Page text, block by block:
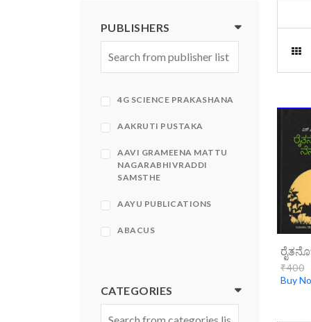
PUBLISHERS
4G SCIENCE PRAKASHANA
AAKRUTI PUSTAKA
AAVI GRAMEENA MATTU
NAGARABHIVRADDI
SAMSTHE
AAYU PUBLICATIONS
ABACUS
CATEGORIES
₹400
Buy